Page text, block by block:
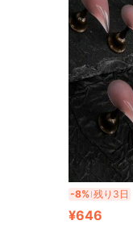
-8% 残り3日
¥646